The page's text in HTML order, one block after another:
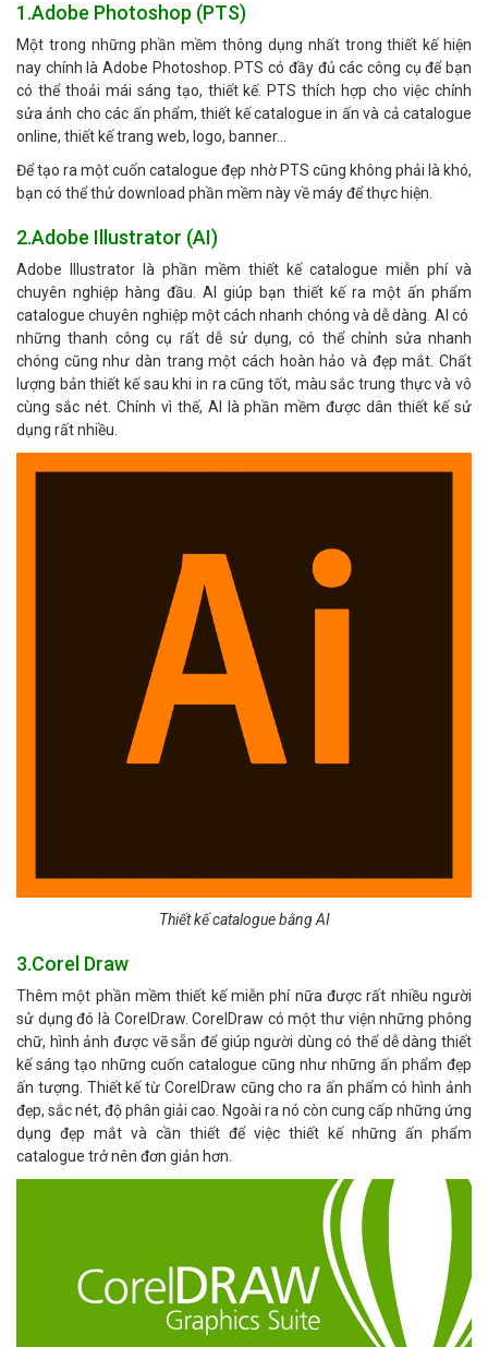
1.Adobe Photoshop (PTS)
Một trong những phần mềm thông dụng nhất trong thiết kế hiện
nay chính là Adobe Photoshop. PTS có đầy đủ các công cụ để bạn
có thể thoải mái sáng tạo, thiết kế. PTS thích hợp cho việc chỉnh
sửa ảnh cho các ấn phẩm, thiết kế catalogue in ấn và cả catalogue
online, thiết kế trang web, logo, banner…
Để tạo ra một cuốn catalogue đẹp nhờ PTS cũng không phải là khó,
bạn có thể thử download phần mềm này về máy để thực hiện.
2.Adobe Illustrator (AI)
Adobe Illustrator là phần mềm thiết kế catalogue miễn phí và
chuyên nghiệp hàng đầu. AI giúp bạn thiết kế ra một ấn phẩm
catalogue chuyên nghiệp một cách nhanh chóng và dễ dàng. AI có
những thanh công cụ rất dễ sử dụng, có thể chỉnh sửa nhanh
chóng cũng như dàn trang một cách hoàn hảo và đẹp mắt. Chất
lượng bản thiết kế sau khi in ra cũng tốt, màu sắc trung thực và vô
cùng sắc nét. Chính vì thế, AI là phần mềm được dân thiết kế sử
dụng rất nhiều.
Thiết kế catalogue bằng AI
3.Corel Draw
Thêm một phần mềm thiết kế miễn phí nữa được rất nhiều người
sử dụng đó là CorelDraw. CorelDraw có một thư viện những phông
chữ, hình ảnh được vẽ sẵn để giúp người dùng có thể dễ dàng thiết
kế sáng tạo những cuốn catalogue cũng như những ấn phẩm đẹp
ấn tượng. Thiết kế từ CorelDraw cũng cho ra ấn phẩm có hình ảnh
đẹp, sắc nét, độ phân giải cao. Ngoài ra nó còn cung cấp những ứng
dụng đẹp mắt và cần thiết để việc thiết kế những ấn phẩm
catalogue trở nên đơn giản hơn.